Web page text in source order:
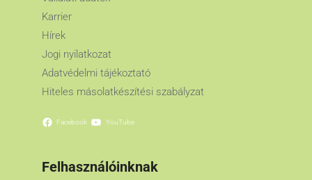
Karrier
Hírek
Jogi nyilatkozat
Adatvédelmi tájékoztató
Hiteles másolatkészítési szabályzat
Facebook YouTube
Felhasználóinknak